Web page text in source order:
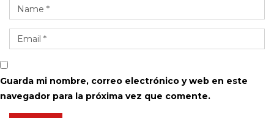
Guarda mi nombre, correo electrónico y web en este
navegador para la próxima vez que comente.